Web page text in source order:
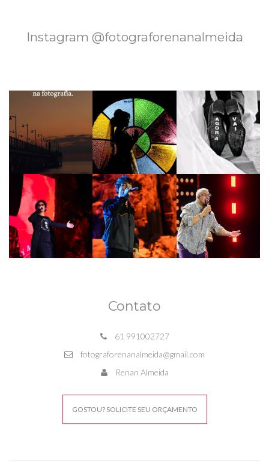
Instagram @fotograforenanalmeida
Contato
61 991002727
fotograforenanalmeida@gmail.com
Renan Almeida
GOSTOU? SOLICITE SEU ORÇAMENTO